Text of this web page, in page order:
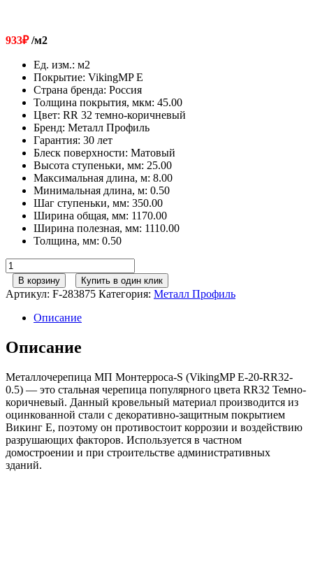
933₽/м2
Ед. изм.: м2
Покрытие: VikingMP E
Страна бренда: Россия
Толщина покрытия, мкм: 45.00
Цвет: RR 32 темно-коричневый
Бренд: Металл Профиль
Гарантия: 30 лет
Блеск поверхности: Матовый
Высота ступеньки, мм: 25.00
Максимальная длина, м: 8.00
Минимальная длина, м: 0.50
Шаг ступеньки, мм: 350.00
Ширина общая, мм: 1170.00
Ширина полезная, мм: 1110.00
Толщина, мм: 0.50
Количество
товара
Металл
Профиль
черепица
Монтерроса-
S
E
RR32
темно-
коричневый
0,50сталь
В корзину Купить в один клик
Артикул: F-283875 Категория: Металл Профиль
Описание
Описание
Металлочерепица МП Монтерроса-S (VikingMP E-20-RR32-
0.5) — это стальная черепица популярного цвета RR32 Темно-
коричневый. Данный кровельный материал производится из
оцинкованной стали с декоративно-защитным покрытием
Викинг Е, поэтому он противостоит коррозии и воздействию
разрушающих факторов. Используется в частном
домостроении и при строительстве административных
зданий.